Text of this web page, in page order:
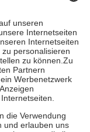
die tatsächlichen
Apotheken.
beträgt die
Euro je
Gesundheit zu
zu unterstützen,
18. Lebensjahr